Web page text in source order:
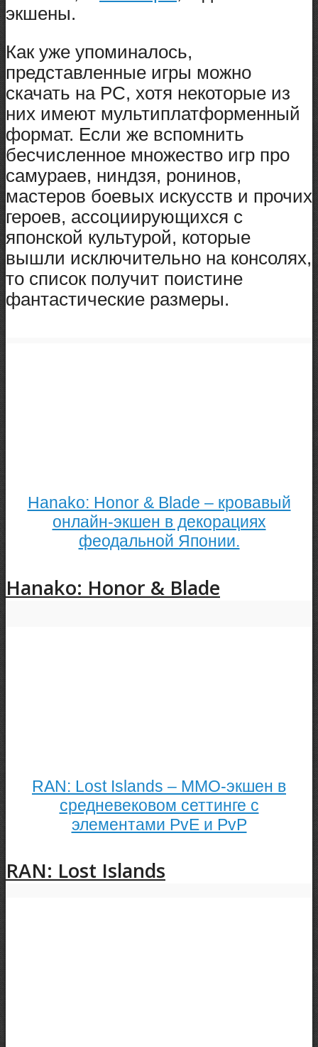
экшены.
Как уже упоминалось,
представленные игры можно
скачать на PC, хотя некоторые из
них имеют мультиплатформенный
формат. Если же вспомнить
бесчисленное множество игр про
самураев, ниндзя, ронинов,
мастеров боевых искусств и прочих
героев, ассоциирующихся с
японской культурой, которые
вышли исключительно на консолях,
то список получит поистине
фантастические размеры.
Hanako: Honor & Blade – кровавый
онлайн-экшен в декорациях
феодальной Японии.
Hanako: Honor & Blade
RAN: Lost Islands – ММО-экшен в
средневековом сеттинге с
элементами PvE и PvP
RAN: Lost Islands